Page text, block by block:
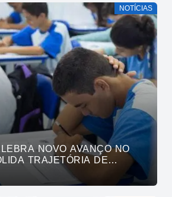
NOTÍCIAS
NOVO AVANÇO NO
TRAJETÓRIA DE
NA EDUCAÇÃO PÚBLICA